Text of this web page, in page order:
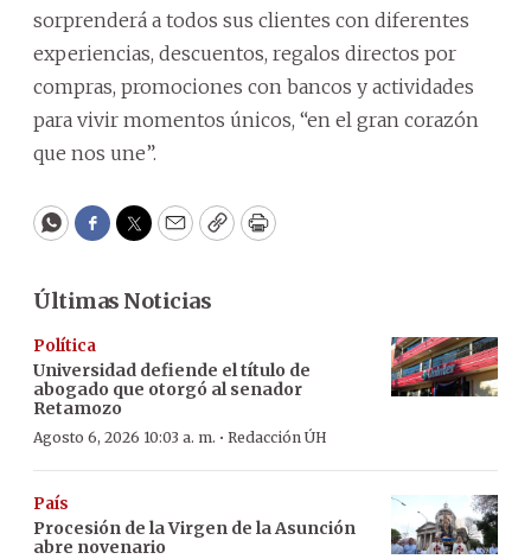
sorprenderá a todos sus clientes con diferentes
experiencias, descuentos, regalos directos por
compras, promociones con bancos y actividades
para vivir momentos únicos, “en el gran corazón
que nos une”.
WhatsApp
Facebook
Twitter
EmailCopyPrint
Últimas Noticias
Política
Universidad defiende el título de
abogado que otorgó al senador
Retamozo
Agosto 6, 2026 10:03 a. m. · Redacción ÚH
País
Procesión de la Virgen de la Asunción
abre novenario